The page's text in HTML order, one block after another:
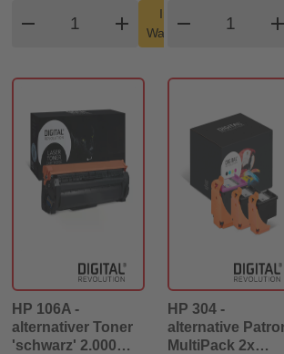
remove
Produkt Warenkorb Menge
add
In den
Warenkorb
shopping_cart
remove
Produkt
add
HP 106A -
alternativer Toner
'schwarz' 2.000
HP 304 -
alternative
MultiPack 2x